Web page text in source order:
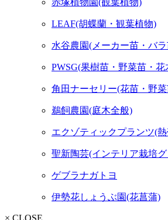
LEAF(胡蝶蘭・観葉植物)
水谷農園(メーカー苗・バ
PWSG(果樹苗・野菜苗・花
角田ナーセリー(花苗・野
鵜飼農園(庭木全般)
エクゾティックプランツ(
聖新陶芸(インテリア栽培
ゲブラナガトヨ
伊勢花しょうぶ園(花菖蒲)
× CLOSE